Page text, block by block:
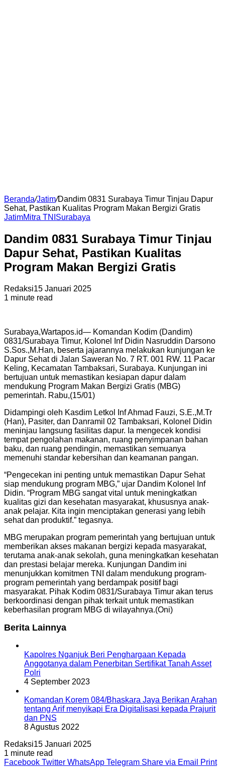
Beranda/Jatim/Dandim 0831 Surabaya Timur Tinjau Dapur
Sehat, Pastikan Kualitas Program Makan Bergizi Gratis
JatimMitra TNI Surabaya
Dandim 0831 Surabaya Timur Tinjau
Dapur Sehat, Pastikan Kualitas
Program Makan Bergizi Gratis
Redaksi15 Januari 2025
1 minute read
Surabaya,Wartapos.id— Komandan Kodim (Dandim)
0831/Surabaya Timur, Kolonel Inf Didin Nasruddin Darsono
S.Sos.,M.Han, beserta jajarannya melakukan kunjungan ke
Dapur Sehat di Jalan Saweran No. 7 RT. 001 RW. 11 Pacar
Keling, Kecamatan Tambaksari, Surabaya. Kunjungan ini
bertujuan untuk memastikan kesiapan dapur dalam
mendukung Program Makan Bergizi Gratis (MBG)
pemerintah. Rabu,(15/01)
Didampingi oleh Kasdim Letkol Inf Ahmad Fauzi, S.E.,M.Tr
(Han), Pasiter, dan Danramil 02 Tambaksari, Kolonel Didin
meninjau langsung fasilitas dapur. Ia mengecek kondisi
tempat pengolahan makanan, ruang penyimpanan bahan
baku, dan ruang pendingin, memastikan semuanya
memenuhi standar kebersihan dan keamanan pangan.
“Pengecekan ini penting untuk memastikan Dapur Sehat
siap mendukung program MBG,” ujar Dandim Kolonel Inf
Didin. “Program MBG sangat vital untuk meningkatkan
kualitas gizi dan kesehatan masyarakat, khususnya anak-
anak pelajar. Kita ingin menciptakan generasi yang lebih
sehat dan produktif.” tegasnya.
MBG merupakan program pemerintah yang bertujuan untuk
memberikan akses makanan bergizi kepada masyarakat,
terutama anak-anak sekolah, guna meningkatkan kesehatan
dan prestasi belajar mereka. Kunjungan Dandim ini
menunjukkan komitmen TNI dalam mendukung program-
program pemerintah yang berdampak positif bagi
masyarakat. Pihak Kodim 0831/Surabaya Timur akan terus
berkoordinasi dengan pihak terkait untuk memastikan
keberhasilan program MBG di wilayahnya.(Oni)
Berita Lainnya
Kapolres Nganjuk Beri Penghargaan Kepada
Anggotanya dalam Penerbitan Sertifikat Tanah Asset
Polri
4 September 2023
Komandan Korem 084/Bhaskara Jaya Berikan Arahan
tentang Arif menyikapi Era Digitalisasi kepada Prajurit
dan PNS
8 Agustus 2022
Redaksi15 Januari 2025
1 minute read
Facebook Twitter WhatsApp Telegram Share via Email Print